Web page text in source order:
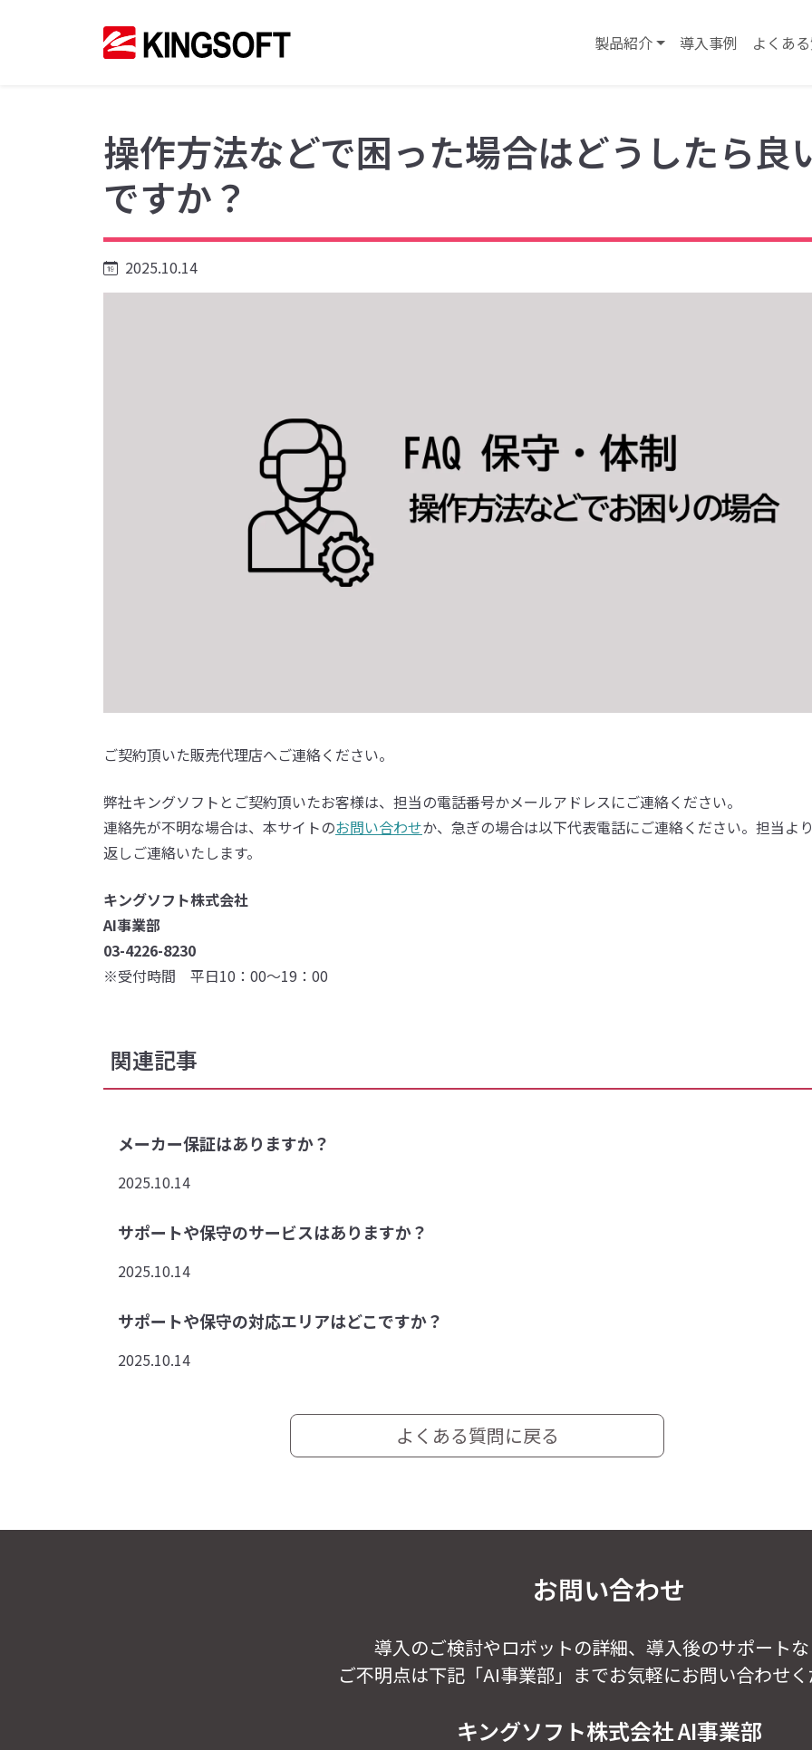
製品紹介 導入事例 よくあ
操作方法などで困った場合はどうしたら良
ですか？
2025.10.14
ご契約頂いた販売代理店へご連絡ください。
弊社キングソフトとご契約頂いたお客様は、担当の電話番号かメールアドレスにご連絡ください。
連絡先が不明な場合は、本サイトのお問い合わせか、急ぎの場合は以下代表電話にご連絡ください。担当よ
返しご連絡いたします。
キングソフト株式会社
AI事業部
03-4226-8230
※受付時間 平日10：00～19：00
関連記事
メーカー保証はありますか？
2025.10.14
サポートや保守のサービスはありますか？
2025.10.14
サポートや保守の対応エリアはどこですか？
2025.10.14
よくある質問に戻る
お問い合わせ
導入のご検討やロボットの詳細、導入後のサポート
ご不明点は下記「AI事業部」までお気軽にお問い合わせ
キングソフト株式会社 AI事業部